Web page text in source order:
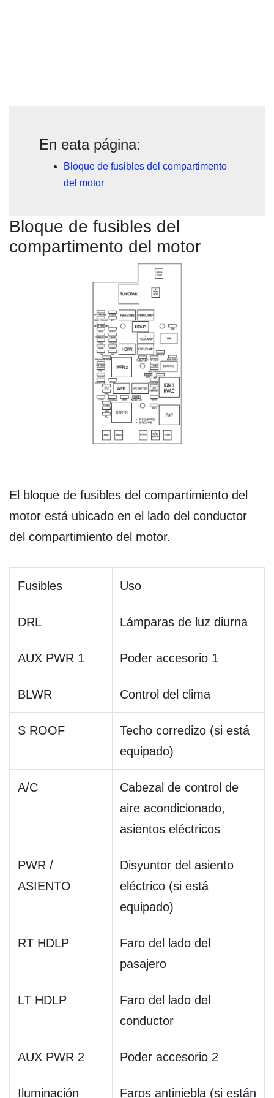
En eata página:
Bloque de fusibles del compartimento
del motor
Bloque de fusibles del
compartimento del motor
El bloque de fusibles del compartimiento del
motor está ubicado en el lado del conductor
del compartimiento del motor.
Fusibles Uso
DRL Lámparas de luz diurna
AUX PWR 1 Poder accesorio 1
BLWR Control del clima
S ROOF
Techo corredizo (si está
equipado)
A/C
Cabezal de control de
aire acondicionado,
asientos eléctricos
PWR /
ASIENTO
Disyuntor del asiento
eléctrico (si está
equipado)
RT HDLP
Faro del lado del
pasajero
LT HDLP
Faro del lado del
conductor
AUX PWR 2 Poder accesorio 2
Iluminación Faros antiniebla (si están